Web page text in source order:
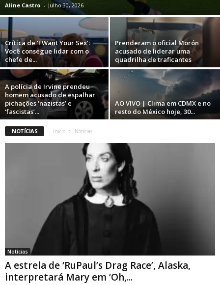
Aline Castro - Julho 30, 2026
Crítica de ‘I Want Your Sex’:
Você consegue lidar com o
chefe de...
Prenderam o oficial Morón
acusado de liderar uma
quadrilha de traficantes
A polícia de Irvine prendeu
homem acusado de espalhar
pichações ‘nazistas’ e
‘fascistas’...
AO VIVO | Clima em CDMX e no
resto do México hoje, 30...
NOTÍCIAS Início Notícias
Notícias
A estrela de ‘RuPaul’s Drag Race’, Alaska,
interpretará Mary em ‘Oh,...